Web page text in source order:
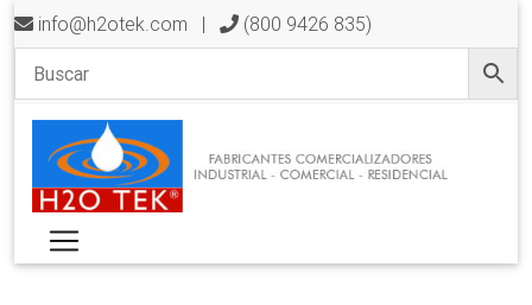
info@h2otek.com | (800 9426 835)